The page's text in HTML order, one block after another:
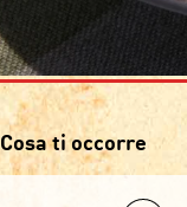
Cosa ti occorre